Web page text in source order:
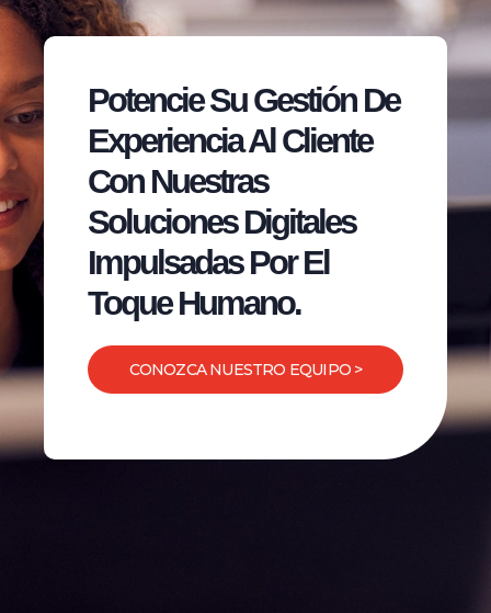
Potencie Su Gestión De
Experiencia Al Cliente
Con Nuestras
Soluciones Digitales
Impulsadas Por El
Toque Humano.
CONOZCA NUESTRO EQUIPO >